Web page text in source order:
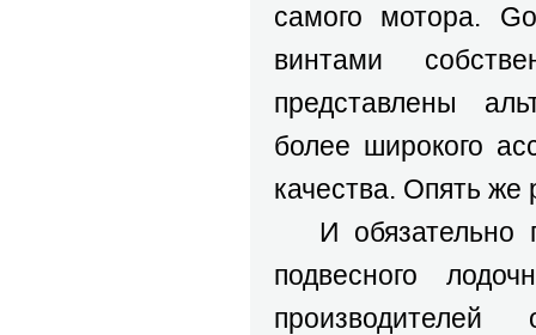
самого мотора.
винтами
представлены
более широкого
качества. Опять же
И обязательно
подвесного
производителей